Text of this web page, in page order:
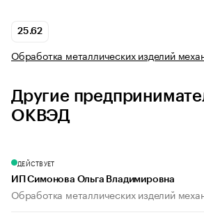
25.62
Обработка металлических изделий
Другие
ОКВЭД
ДЕЙСТВУЕТ
ИП Симонова Ольга Владимировна
Обработка металлических изделий